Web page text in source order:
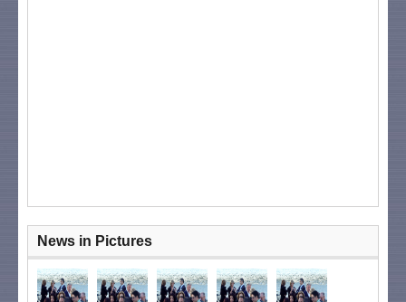
News in Pictures